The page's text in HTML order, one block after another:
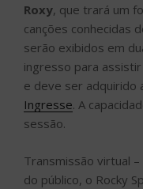
Roxy, que trará um
canções conhecidas
serão exibidos em
ingresso para
e deve ser adquirido
Ingresse. A
sessão.
Transmissão virtual
do público, o Rocky